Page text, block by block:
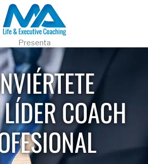
Presenta
COACH